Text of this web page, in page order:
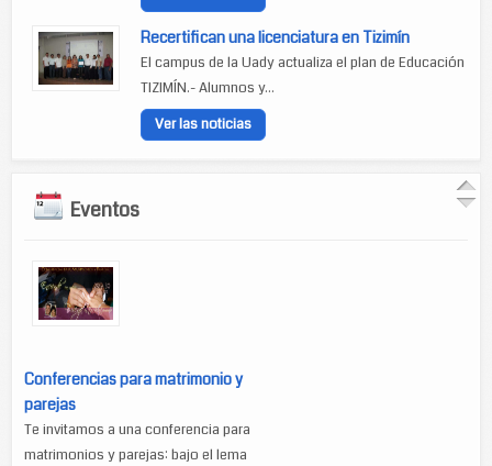
Recertifican una licenciatura en Tizimín
El campus de la Uady actualiza el plan de Educación
TIZIMÍN.- Alumnos y...
Ver las noticias
Eventos
Conferencias para matrimonio y
parejas
Te invitamos a una conferencia para
matrimonios y parejas: bajo el lema